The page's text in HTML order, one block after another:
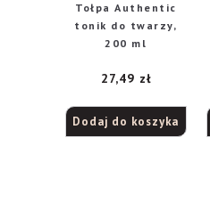
Tołpa Authentic
tonik do twarzy,
200 ml
27,49 zł
Dodaj do koszyka